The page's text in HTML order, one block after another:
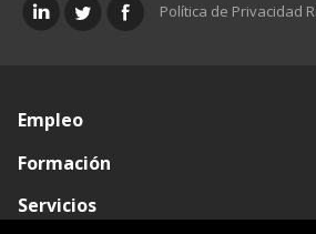
Política de Privacidad
Empleo
Formación
Servicios